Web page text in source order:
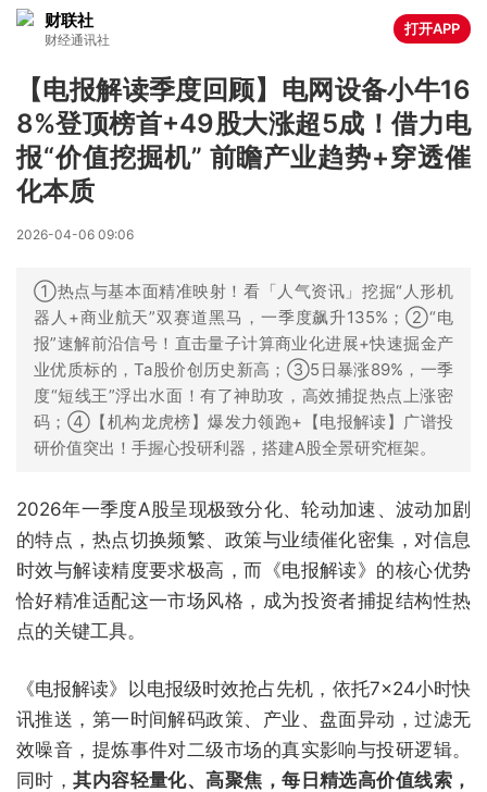
财联社
财经通讯社
打开APP
【电报解读季度回顾】电网设备小牛16
8%登顶榜首+49股大涨超5成！借力电
报“价值挖掘机” 前瞻产业趋势+穿透催
化本质
2026-04-06 09:06
①热点与基本面精准映射！看「人气资讯」挖掘“人形机
器人+商业航天”双赛道黑马，一季度飙升135%；②“电
报”速解前沿信号！直击量子计算商业化进展+快速掘金产
业优质标的，Ta股价创历史新高；③5日暴涨89%，一季
度“短线王”浮出水面！有了神助攻，高效捕捉热点上涨密
码；④【机构龙虎榜】爆发力领跑+【电报解读】广谱投
研价值突出！手握心投研利器，搭建A股全景研究框架。
2026年一季度A股呈现极致分化、轮动加速、波动加剧
的特点，热点切换频繁、政策与业绩催化密集，对信息
时效与解读精度要求极高，而《电报解读》的核心优势
恰好精准适配这一市场风格，成为投资者捕捉结构性热
点的关键工具。
《电报解读》以电报级时效抢占先机，依托7×24小时快
讯推送，第一时间解码政策、产业、盘面异动，过滤无
效噪音，提炼事件对二级市场的真实影响与投研逻辑。
同时，其内容轻量化、高聚焦，每日精选高价值线索，